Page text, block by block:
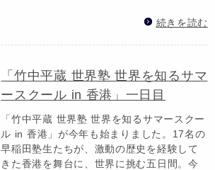
続きを読む
「竹中平蔵 世界塾 世界を知るサマ
ースクール in 香港」一日目
「竹中平蔵 世界塾 世界を知るサマースクー
ル in 香港」が今年も始まりました。17名の
早稲田塾生たちが、激動の歴史を経験して
きた香港を舞台に、世界に挑む五日間。今